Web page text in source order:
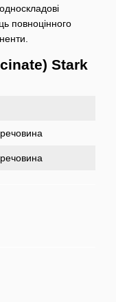
повноцінного
Stark